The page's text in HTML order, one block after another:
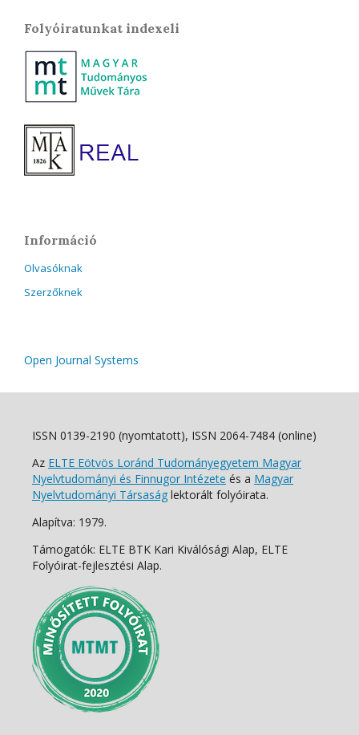
Folyóiratunkat indexeli
Információ
Olvasóknak
Szerzőknek
Open Journal Systems
ISSN 0139-2190 (nyomtatott), ISSN 2064-7484 (online)
Az ELTE Eötvös Loránd Tudományegyetem Magyar
Nyelvtudományi és Finnugor Intézete és a Magyar
Nyelvtudományi Társaság lektorált folyóirata.
Alapítva: 1979.
Támogatók: ELTE BTK Kari Kiválósági Alap, ELTE
Folyóirat-fejlesztési Alap.